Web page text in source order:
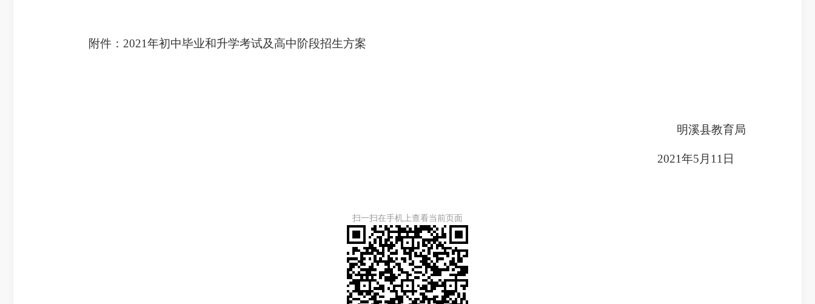
附件：2021年初中毕业和升学考试及高中阶段招生方案
明溪县教育局
2021年5月11日
扫一扫在手机上查看当前页面